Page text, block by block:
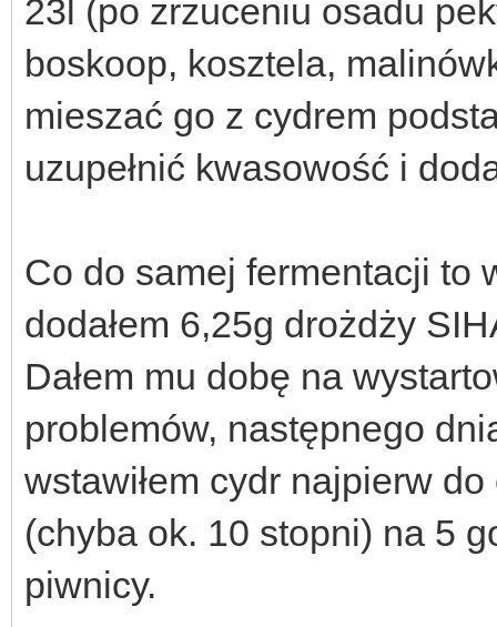
23l (po zrzuceniu osadu
boskoop, kosztela,
mieszać go z cydrem
uzupełnić kwasowość i
Co do samej fermentacji to
dodałem 6,25g drożdży
Dałem mu dobę na
problemów, następnego
wstawiłem cydr najpierw
(chyba ok. 10 stopni) na 5
piwnicy.